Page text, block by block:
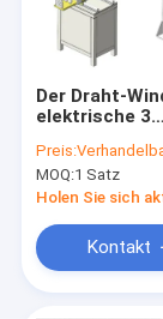
Der Draht-
elektrische 3
1400mm
Preis:
MOQ:1 Satz
Holen Sie sich
Kontakt